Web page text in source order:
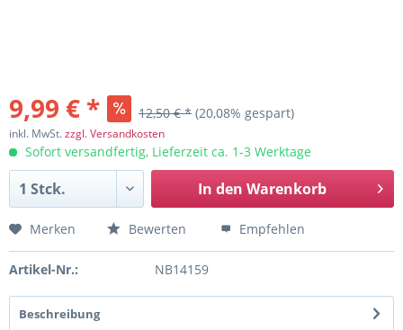
9,99 € * 12,50 € * (20,08% gespart)
inkl. MwSt.zzgl. Versandkosten
Sofort versandfertig, Lieferzeit ca. 1-3 Werktage
In den Warenkorb
Merken Bewerten Empfehlen
Artikel-Nr.: NB14159
Beschreibung